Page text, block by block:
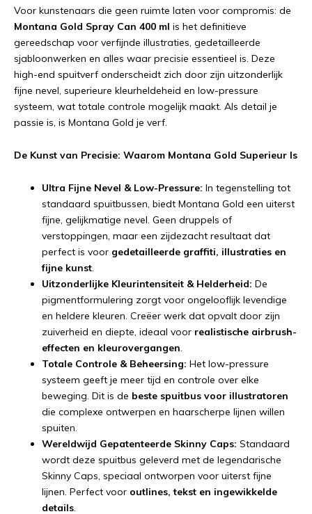
Voor kunstenaars die geen ruimte laten voor compromis: de
Montana Gold Spray Can 400 ml is het definitieve
gereedschap voor verfijnde illustraties, gedetailleerde
sjabloonwerken en alles waar precisie essentieel is. Deze
high-end spuitverf onderscheidt zich door zijn uitzonderlijk
fijne nevel, superieure kleurheldeheid en low-pressure
systeem, wat totale controle mogelijk maakt. Als detail je
passie is, is Montana Gold je verf.
De Kunst van Precisie: Waarom Montana Gold Superieur Is
Ultra Fijne Nevel & Low-Pressure: In tegenstelling tot
standaard spuitbussen, biedt Montana Gold een uiterst
fijne, gelijkmatige nevel. Geen druppels of
verstoppingen, maar een zijdezacht resultaat dat
perfect is voor gedetailleerde graffiti, illustraties en
fijne kunst.
Uitzonderlijke Kleurintensiteit & Helderheid: De
pigmentformulering zorgt voor ongelooflijk levendige
en heldere kleuren. Creëer werk dat opvalt door zijn
zuiverheid en diepte, ideaal voor realistische airbrush-
effecten en kleurovergangen.
Totale Controle & Beheersing: Het low-pressure
systeem geeft je meer tijd en controle over elke
beweging. Dit is de beste spuitbus voor illustratoren
die complexe ontwerpen en haarscherpe lijnen willen
spuiten.
Wereldwijd Gepatenteerde Skinny Caps: Standaard
wordt deze spuitbus geleverd met de legendarische
Skinny Caps, speciaal ontworpen voor uiterst fijne
lijnen. Perfect voor outlines, tekst en ingewikkelde
details.